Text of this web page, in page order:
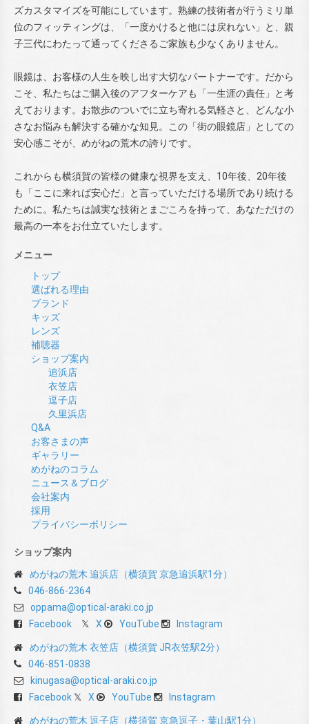
ズカスタマイズを可能にしています。熟練の技術者が行うミリ単
位のフィッティングは、「一度かけると他には戻れない」と、親
子三代にわたって通ってくださるご家族も少なくありません。
眼鏡は、お客様の人生を映し出す大切なパートナーです。だから
こそ、私たちはご購入後のアフターケアも「一生涯の責任」と考
えております。お散歩のついでに立ち寄れる気軽さと、どんな小
さなお悩みも解決する確かな知見。この「街の眼鏡店」としての
安心感こそが、めがねの荒木の誇りです。
これからも横須賀の皆様の健康な視界を支え、10年後、20年後
も「ここに来れば安心だ」と言っていただける場所であり続ける
ために。私たちは誠実な技術とまごころを持って、あなただけの
最高の一本をお仕立ていたします。
メニュー
トップ
選ばれる理由
ブランド
キッズ
レンズ
補聴器
ショップ案内
追浜店
衣笠店
逗子店
久里浜店
Q&A
お客さまの声
ギャラリー
めがねのコラム
ニュース＆ブログ
会社案内
採用
プライバシーポリシー
ショップ案内
めがねの荒木 追浜店（横須賀 京急追浜駅1分）
046-866-2364
oppama@optical-araki.co.jp
Facebook
X YouTube Instagram
めがねの荒木 衣笠店（横須賀 JR衣笠駅2分）
046-851-0838
kinugasa@optical-araki.co.jp
Facebook
X YouTube Instagram
めがねの荒木 逗子店（横須賀 京急逗子・葉山駅1分）